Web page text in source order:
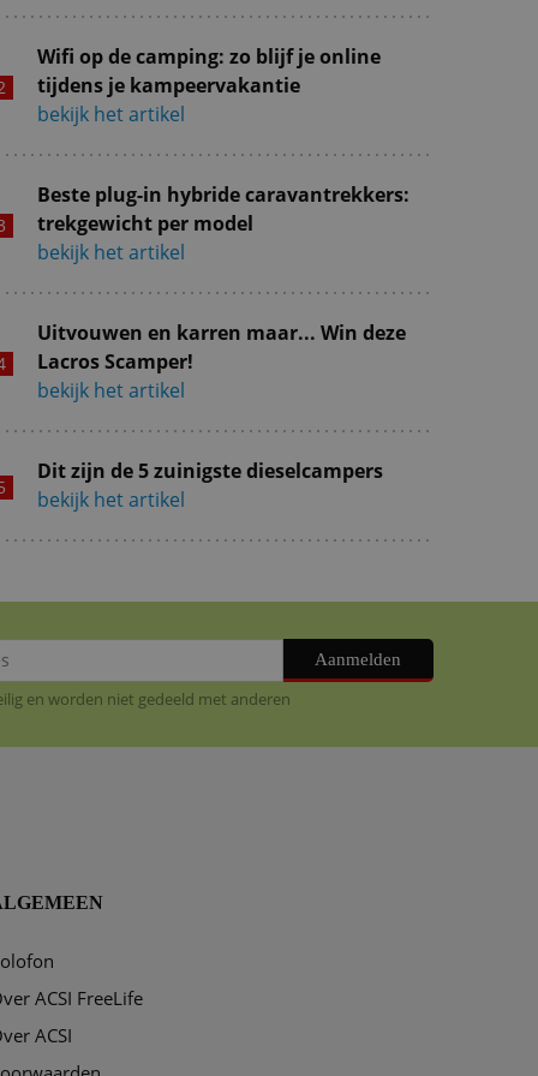
Wifi op de camping: zo blijf je online
tijdens je kampeervakantie
bekijk het artikel
Beste plug-in hybride caravantrekkers:
trekgewicht per model
bekijk het artikel
Uitvouwen en karren maar... Win deze
Lacros Scamper!
bekijk het artikel
Dit zijn de 5 zuinigste dieselcampers
bekijk het artikel
Aanmelden
en worden niet gedeeld met anderen
ACSI FreeLife
ACSI